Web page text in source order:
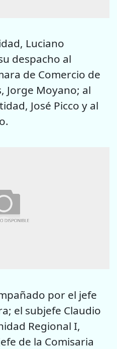
Luciano
despacho al
de Comercio de
Jorge Moyano; al
José Picco y al
por el jefe
el subjefe Claudio
Regional I,
de la Comisaria